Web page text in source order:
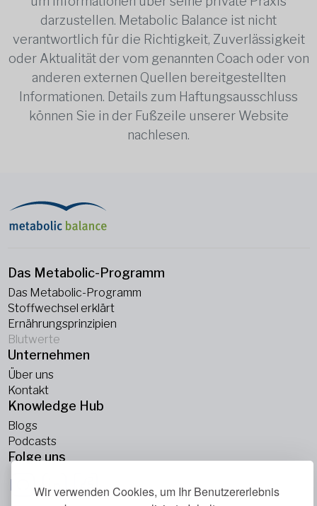
Wir verwenden Cookies, um Ihr Benutzererlebnis
darzustellen. Metabolic Balance ist nicht
verantwortlich für die Richtigkeit, Zuverlässigkeit
oder Aktualität der vom genannten Coach oder von
anderen externen Quellen bereitgestellten
Informationen. Details zum Haftungsausschluss
können Sie in der Fußzeile unserer Website
nachlesen.
Das Metabolic-Programm
Das Metabolic-Programm
Stoffwechsel erklärt
Ernährungsprinzipien
Blutwerte
Unternehmen
Über uns
Kontakt
Knowledge Hub
Blogs
Podcasts
Folge uns